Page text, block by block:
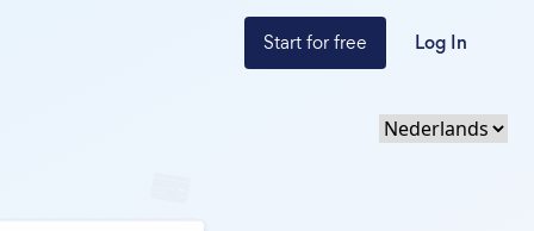
Start for free Log In